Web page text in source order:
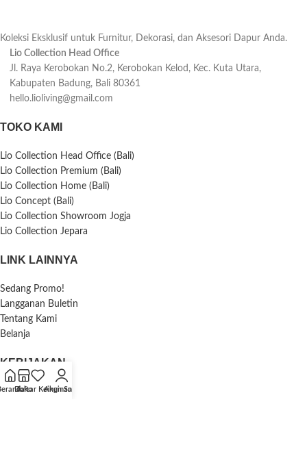
Koleksi Eksklusif untuk Furnitur, Dekorasi, dan Aksesori Dapur Anda.
Lio Collection Head Office
Jl. Raya Kerobokan No.2, Kerobokan Kelod, Kec. Kuta Utara,
Kabupaten Badung, Bali 80361
hello.lioliving@gmail.com
TOKO KAMI
Lio Collection Head Office (Bali)
Lio Collection Premium (Bali)
Lio Collection Home (Bali)
Lio Concept (Bali)
Lio Collection Showroom Jogja
Lio Collection Jepara
LINK LAINNYA
Sedang Promo!
Langganan Buletin
Tentang Kami
Belanja
KEBIJAKAN
Kebijakan Privasi
Toko
Daftar Keinginan
Akun Saya